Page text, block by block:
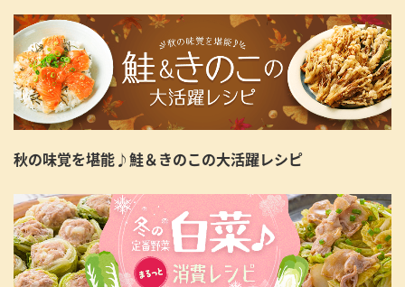
秋の味覚を堪能♪鮭＆きのこの大活躍レシピ